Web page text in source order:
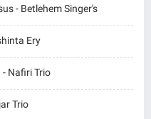
- Betlehem Singer's
Ery
Nafiri Trio
Trio